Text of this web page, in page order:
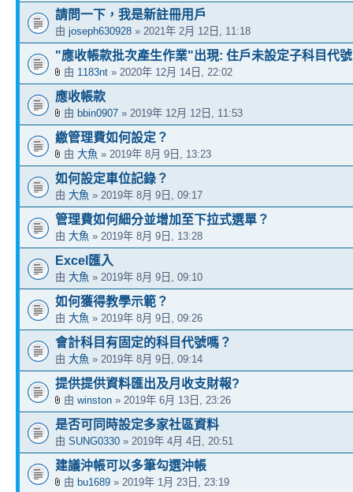
請問一下，我是新註冊用戶
由 joseph630928 » 2021年 2月 12日, 11:18
"應收帳款批次產生作業"出現: 住戶未設定子科目代號
由 1183nt » 2020年 12月 14日, 22:02
應收帳款
由 bbin0907 » 2019年 12月 12日, 11:53
繳管理費如何設定？
由 大魚 » 2019年 8月 9日, 13:23
如何設定車位記錄？
由 大魚 » 2019年 8月 9日, 09:17
管理費如何細分並增加至下拉式選單？
由 大魚 » 2019年 8月 9日, 13:28
Excel匯入
由 大魚 » 2019年 8月 9日, 09:10
如何獲得教學示範？
由 大魚 » 2019年 8月 9日, 09:26
會計科目有固定的科目代號嗎？
由 大魚 » 2019年 8月 9日, 09:14
提供提供資料匯出及月收支財報?
由 winston » 2019年 6月 13日, 23:26
是否可同時設定多家社區資料
由 SUNG0330 » 2019年 4月 4日, 20:51
建議沖帳可以多筆勾選沖帳
由 bu1689 » 2019年 1月 23日, 23:19